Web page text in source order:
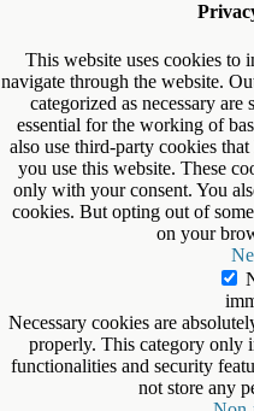
This website uses cookies to
navigate through the website.
categorized as necessary
essential for the working of
also use third-party cookies
you use this website. These
only with your consent. You
cookies. But opting out of
on your
Necessary cookies are
properly. This category only
functionalities and security
not store any